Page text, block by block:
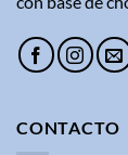
CONTACTO